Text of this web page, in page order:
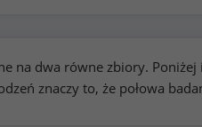
na dwa równe zbiory.
znaczy to, że połowa